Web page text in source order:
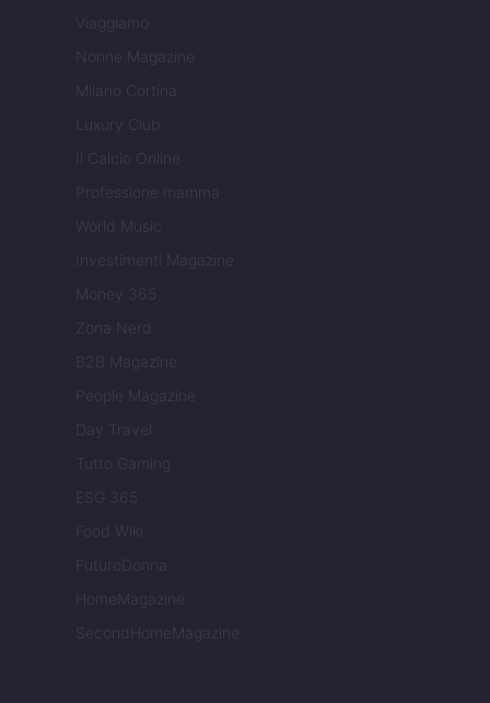
Viaggiamo
Nonne Magazine
Milano Cortina
Luxury Club
Il Calcio Online
Professione mamma
World Music
Investimenti Magazine
Money 365
Zona Nerd
B2B Magazine
People Magazine
Day Travel
Tutto Gaming
ESG 365
Food Wiki
FuturoDonna
HomeMagazine
SecondHomeMagazine